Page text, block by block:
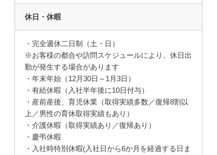
休日・休暇
・完全週休二日制（土・日）
※お客様の都合や訪問スケジュールにより、休日出
勤が発生する場合があります
・年末年始（12月30日～1月3日）
・有給休暇（入社半年後に10日付与）
・産前産後、育児休業（取得実績多数／復帰8割以
上／男性の育休取得実績もあり）
・介護休暇（取得実績あり／復帰あり）
・慶弔休暇
・入社時特別休暇(入社日から6か月を経過する日ま